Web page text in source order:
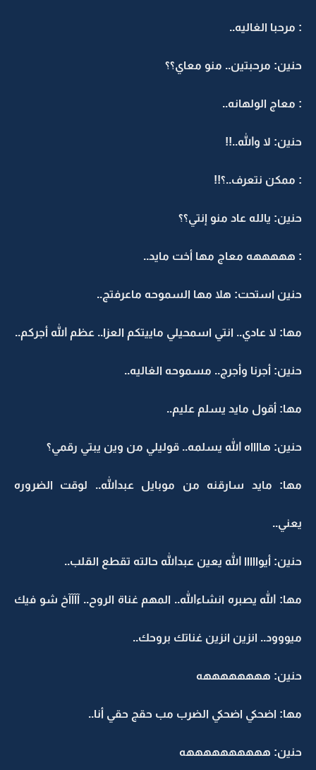
: مرحبا الغاليه..
حنين: مرحبتين.. منو معاي؟؟
: معاج الولهانه..
حنين: لا والله..!!
: ممكن نتعرف..؟!!
حنين: يالله عاد منو إنتي؟؟
: هههههه معاج مها أخت مايد..
حنين استحت: هلا مها السموحه ماعرفتج..
مها: لا عادي.. انتي اسمحيلي ماييتكم العزا.. عظم الله أجركم..
حنين: أجرنا وأجرج.. مسموحه الغاليه..
مها: أقول مايد يسلم عليم..
حنين: هااااه الله يسلمه.. قوليلي من وين يبتي رقمي؟
مها: مايد سارقنه من موبايل عبدالله.. لوقت الضروره
يعني..
حنين: أيوااااا الله يعين عبدالله حالته تقطع القلب..
مها: الله يصبره انشاءالله.. المهم غناة الروح.. آآآآخ شو فيك
ميووود.. انزين انزين غناتك بروحك..
حنين: ههههههههه
مها: اضحكي اضحكي الضرب مب حقج حقي أنا..
حنين: ههههههههههه